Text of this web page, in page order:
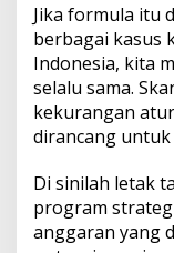
Jika formula itu
berbagai kasus
Indonesia, kita
selalu sama.
kekurangan
dirancang
Di sinilah letak
program
anggaran yang